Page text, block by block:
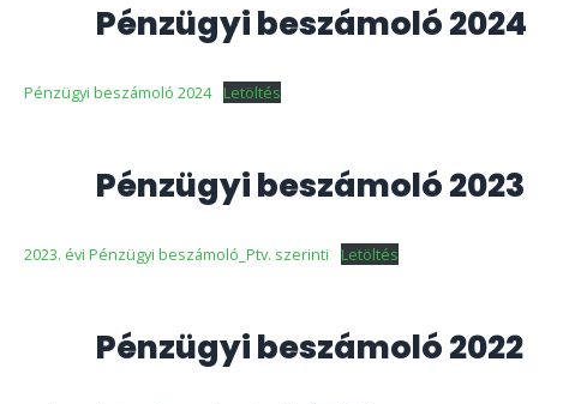
Pénzügyi beszámoló 2024
Pénzügyi beszámoló 2024 Letöltés
Pénzügyi beszámoló 2023
2023. évi Pénzügyi beszámoló_Ptv. szerinti Letöltés
Pénzügyi beszámoló 2022